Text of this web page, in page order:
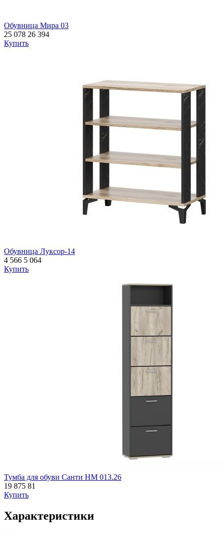
Обувница Мира 03
25 078 26 394
Купить
Обувница Луксор-14
4 566 5 064
Купить
Тумба для обуви Санти НМ 013.26
19 875 81
Купить
Характеристики